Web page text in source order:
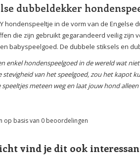
dubbeldekker
hondenspeeltje in de vorm van de
die zijn gebruikt gegarandeerd veilig zijn
babyspeelgoed. De dubbele stiksels en
enkel hondenspeelgoed in de wereld wat
stevigheid van het speelgoed, zou het kapot
meteen weg en laat jouw hond
op basis van 0 beoordelingen
vind je dit ook